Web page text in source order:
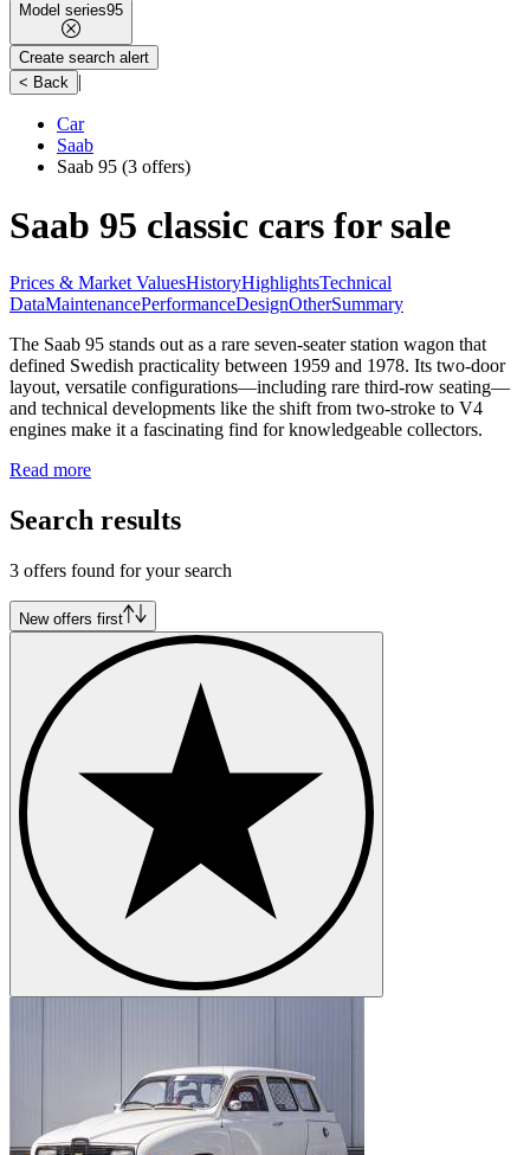
Model series95
Create search alert
< Back |
Car
Saab
Saab 95 (3 offers)
Saab 95 classic cars for sale
Prices & Market ValuesHistoryHighlightsTechnical
DataMaintenancePerformanceDesignOtherSummary
The Saab 95 stands out as a rare seven-seater station wagon that
defined Swedish practicality between 1959 and 1978. Its two-door
layout, versatile configurations—including rare third-row seating—
and technical developments like the shift from two-stroke to V4
engines make it a fascinating find for knowledgeable collectors.
Read more
Search results
3 offers found for your search
New offers first